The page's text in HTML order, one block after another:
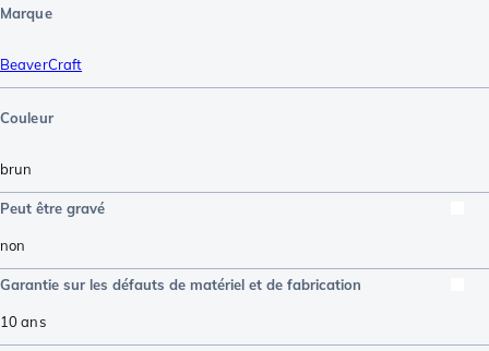
Marque
BeaverCraft
Couleur
brun
Peut être gravé
non
Garantie sur les défauts de matériel et de fabrication
10 ans